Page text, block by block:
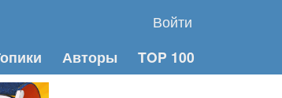
Войти
Авторы TOP 100